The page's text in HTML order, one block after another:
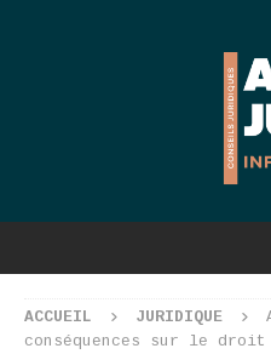
ACCUEIL JURIDIQUE
conséquences sur le